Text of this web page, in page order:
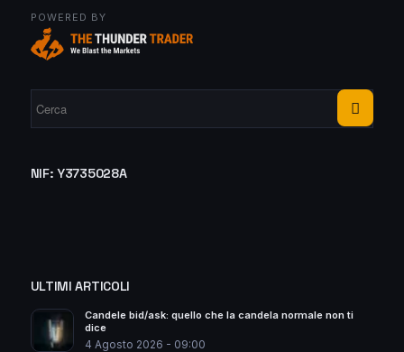
POWERED BY
NIF: Y3735028A
ULTIMI ARTICOLI
Candele bid/ask: quello che la candela normale non ti
dice
4 Agosto 2026 - 09:00